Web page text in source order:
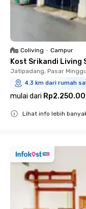
Coliving • Campur
Kost Srikandi Living
Jatipadang, Pasar Minggu
4.3 km dari rumah
mulai dari
Lihat info lebih